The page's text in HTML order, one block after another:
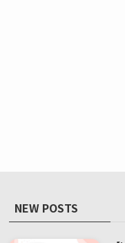
NEW POSTS